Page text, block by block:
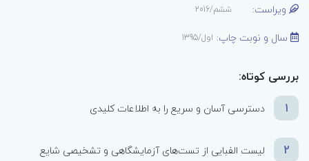
ویراست: ششم/2016
سال و نوبت چاپ: اول/1395
بررسی کوتاه:
1
دسترسی آسان و سریع را به اطلاعات کلیدی
2 لیست الفبایی از تست‌های آزمایشگاهی و تشخیصی شایع